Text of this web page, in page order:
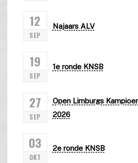
12
SEP
Najaars ALV
19
SEP
1e ronde KNSB
27
SEP
Open Limburgs
2026
03
OKT
2e ronde KNSB